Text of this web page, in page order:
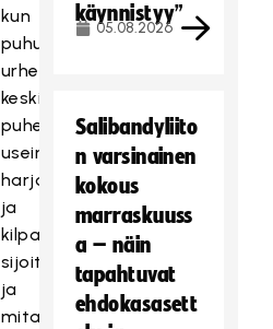
kun
puhutaan
urheilusta,
keskittyy
puhe
usein
harjoituksiin
ja
kilpailukalentereihin,
sijoituksiin
ja
mitalisijoihin.
käynnistyy”
05.08.2026
Salibandyliito
n varsinainen
kokous
marraskuuss
a – näin
tapahtuvat
ehdokasasett